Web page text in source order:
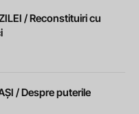
/ Reconstituiri cu
/ Despre puterile